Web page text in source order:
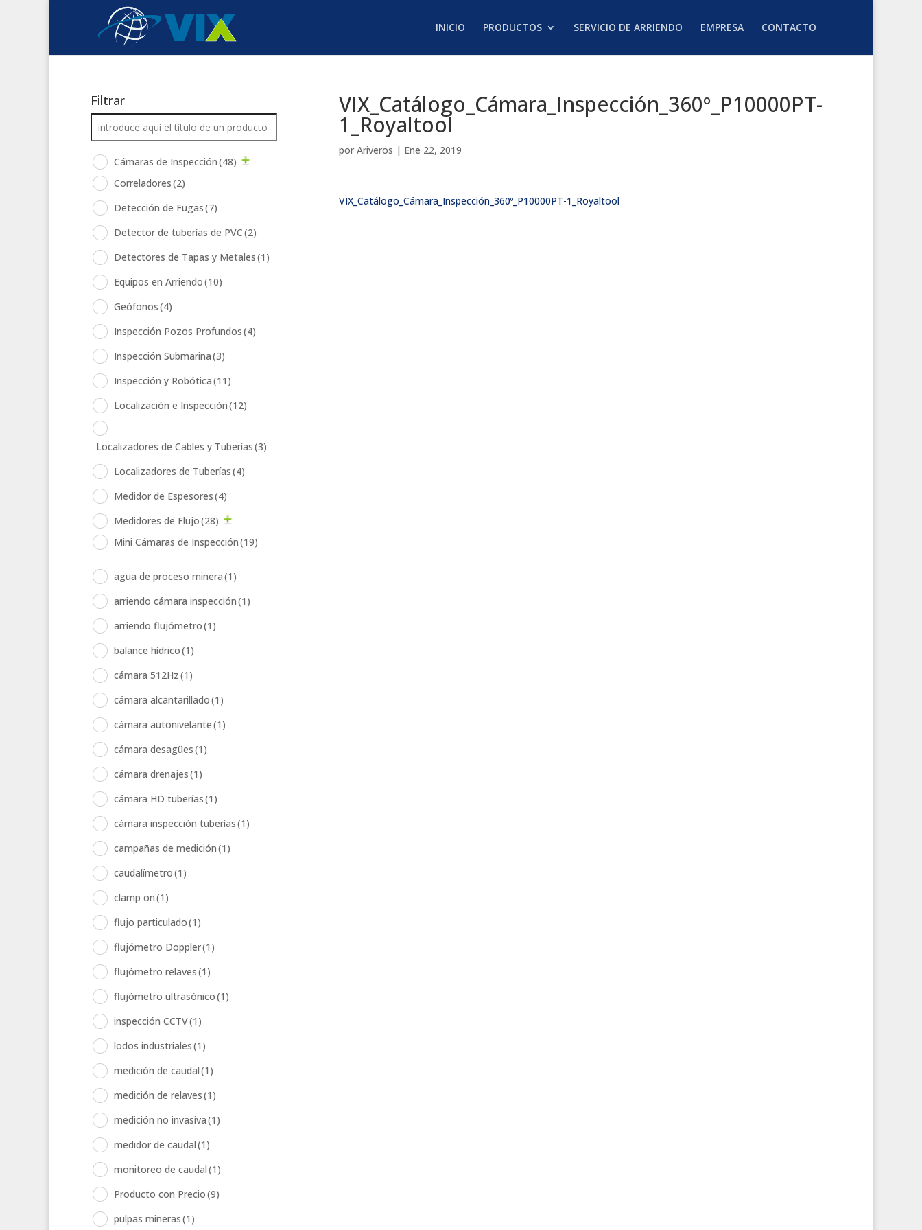
INICIO PRODUCTOS SERVICIO DE ARRIENDO EMPRESA CONTACTO
VIX_Catálogo_Cámara_Inspección_360º_P10000PT-
1_Royaltool
por Ariveros | Ene 22, 2019
VIX_Catálogo_Cámara_Inspección_360º_P10000PT-1_Royaltool
Filtrar
Cámaras de Inspección(48)
Correladores(2)
Detección de Fugas(7)
Detector de tuberías de PVC(2)
Detectores de Tapas y Metales(1)
Equipos en Arriendo(10)
Geófonos(4)
Inspección Pozos Profundos(4)
Inspección Submarina(3)
Inspección y Robótica(11)
Localización e Inspección(12)
Localizadores de Cables y Tuberías(3)
Localizadores de Tuberías(4)
Medidor de Espesores(4)
Medidores de Flujo(28)
Mini Cámaras de Inspección(19)
agua de proceso minera(1)
arriendo cámara inspección(1)
arriendo flujómetro(1)
balance hídrico(1)
cámara 512Hz(1)
cámara alcantarillado(1)
cámara autonivelante(1)
cámara desagües(1)
cámara drenajes(1)
cámara HD tuberías(1)
cámara inspección tuberías(1)
campañas de medición(1)
caudalímetro(1)
clamp on(1)
flujo particulado(1)
flujómetro Doppler(1)
flujómetro relaves(1)
flujómetro ultrasónico(1)
inspección CCTV(1)
lodos industriales(1)
medición de caudal(1)
medición de relaves(1)
medición no invasiva(1)
medidor de caudal(1)
monitoreo de caudal(1)
Producto con Precio(9)
pulpas mineras(1)